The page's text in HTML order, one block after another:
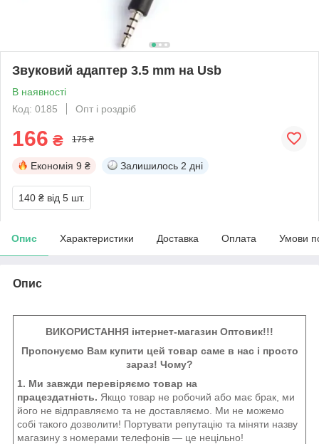
Звуковий адаптер 3.5 mm на Usb
В наявності
Код: 0185
Опт і роздріб
166 ₴ 175 ₴
Економія 9 ₴ Залишилось 2 дні
140 ₴ від 5 шт.
Опис Характеристики Доставка Оплата Умови
Опис
ВИКОРИСТАННЯ інтернет-магазин Оптовик!!!
Пропонуємо Вам купити цей товар саме в нас і просто
зараз! Чому?
1. Ми завжди перевіряємо товар на
працездатність. Якщо товар не робочий або має брак, ми
його не відправляємо та не доставляємо. Ми не можемо
собі такого дозволити! Портувати репутацію та міняти назву
магазину з номерами телефонів — це нецільно!